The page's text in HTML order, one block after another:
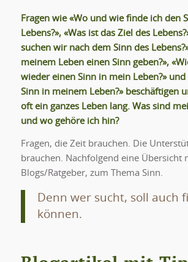
Fragen wie «Wo und wie finde ich den
Lebens?», «Was ist das Ziel des
suchen wir nach dem Sinn des
meinem Leben einen Sinn geben?»,
wieder einen Sinn in mein Leben?» und
Sinn in meinem Leben?» beschäftigen
oft ein ganzes Leben lang. Was sind
und wo gehöre ich hin?
Fragen, die Zeit brauchen. Die
brauchen. Nachfolgend eine Übersicht
Blogs/Ratgeber, zum Thema Sinn.
Denn wer sucht, soll auch
können.